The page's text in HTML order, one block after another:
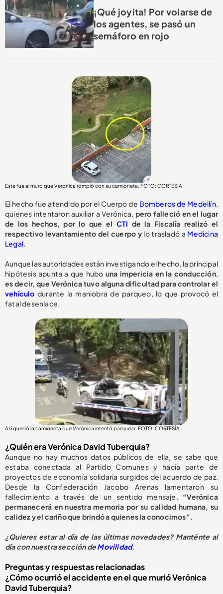
¡Qué joyita! Por volarse de
los agentes, se pasó un
semáforo en rojo
Este fue el muro que Verónica rompió con su camioneta. FOTO: CORTESÍA
El hecho fue atendido por el Cuerpo de Bomberos de Medellín,
quienes intentaron auxiliar a Verónica, pero falleció en el lugar
de los hechos, por lo que el CTI de la Fiscalía realizó el
respectivo levantamiento del cuerpo y lo trasladó a Medicina
Legal.
Aunque las autoridades están investigando el hecho, la principal
hipótesis apunta a que hubo una impericia en la conducción,
es decir, que Verónica tuvo alguna dificultad para controlar el
vehículo durante la maniobra de parqueo, lo que provocó el
fatal desenlace.
Así quedó la camioneta que Verónica intentó parquear. FOTO: CORTESÍA
¿Quién era Verónica David Tuberquia?
Aunque no hay muchos datos públicos de ella, se sabe que
estaba conectada al Partido Comunes y hacía parte de
proyectos de economía solidaria surgidos del acuerdo de paz.
Desde la Confederación Jacobo Arenas lamentaron su
fallecimiento a través de un sentido mensaje. “Verónica
permanecerá en nuestra memoria por su calidad humana, su
calidez y el cariño que brindó a quienes la conocimos”.
¿Quieres estar al día de las últimas novedades? Manténte al
día con nuestra sección deMovilidad.
Preguntas y respuestas relacionadas
¿Cómo ocurrió el accidente en el que murió Verónica
David Tuberquia?